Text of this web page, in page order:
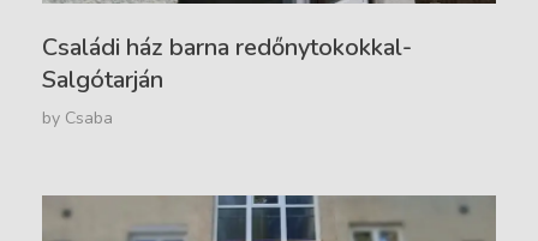
Családi ház barna redőnytokokkal-
Salgótarján
by Csaba